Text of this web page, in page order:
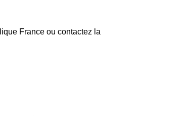
France ou contactez la